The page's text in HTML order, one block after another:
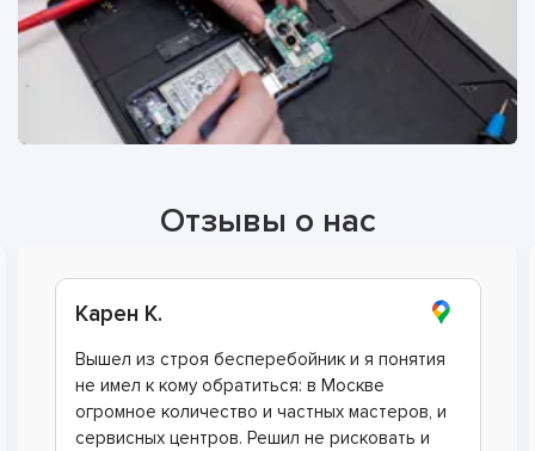
Отзывы о нас
Олег М.
Наш офис закупил источники
бесперебойного питания и вскоре
некоторые из них вышли из строя.
Диагностика в вашем сервисном центре